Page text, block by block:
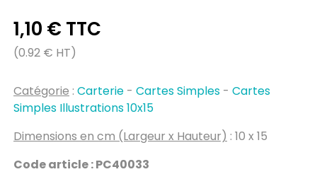
1,10 € TTC
(0.92 € HT)
Catégorie : Carterie - Cartes Simples - Cartes
Simples Illustrations 10x15
Dimensions en cm (Largeur x Hauteur) : 10 x 15
Code article : PC40033